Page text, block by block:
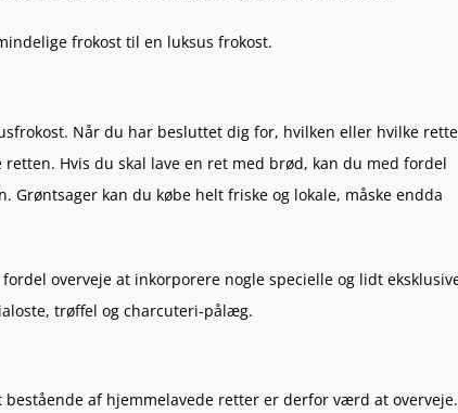
frokost til en luksus frokost.
Når du har besluttet dig for, hvilken eller hvilke
Hvis du skal lave en ret med brød, kan du med fordel
kan du købe helt friske og lokale, måske endda
overveje at inkorporere nogle specielle og lidt
trøffel og charcuteri-pålæg.
af hjemmelavede retter er derfor værd at overveje.